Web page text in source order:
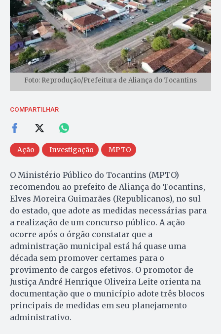
Foto: Reprodução/Prefeitura de Aliança do Tocantins
COMPARTILHAR
Ação Investigação MPTO
O Ministério Público do Tocantins (MPTO)
recomendou ao prefeito de Aliança do Tocantins,
Elves Moreira Guimarães (Republicanos), no sul
do estado, que adote as medidas necessárias para
a realização de um concurso público. A ação
ocorre após o órgão constatar que a
administração municipal está há quase uma
década sem promover certames para o
provimento de cargos efetivos. O promotor de
Justiça André Henrique Oliveira Leite orienta na
documentação que o município adote três blocos
principais de medidas em seu planejamento
administrativo.